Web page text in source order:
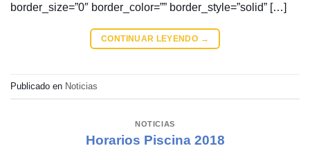
border_size=”0″ border_color=”” border_style=”solid” […]
CONTINUAR LEYENDO →
Publicado en Noticias
NOTICIAS
Horarios Piscina 2018